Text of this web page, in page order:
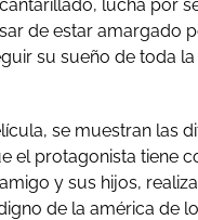
lucha por
de estar amargado
su sueño de toda
se muestran las
el protagonista tiene
y sus hijos,
de la américa de